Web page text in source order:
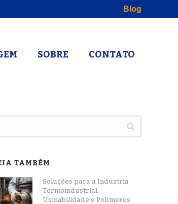
Blog
SOBRE CONTATO
TAMBÉM
Soluções para a Indústria
Termoindustrial:
Usinabilidade e Polímeros